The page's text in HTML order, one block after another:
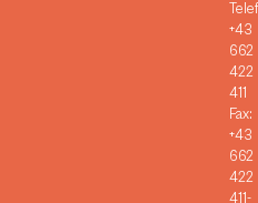
+43
662
422
411
Fax:
+43
662
422
411-